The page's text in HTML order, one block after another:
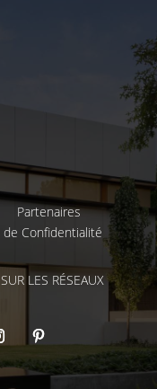
Partenaires
de Confidentialité
LES RÉSEAUX